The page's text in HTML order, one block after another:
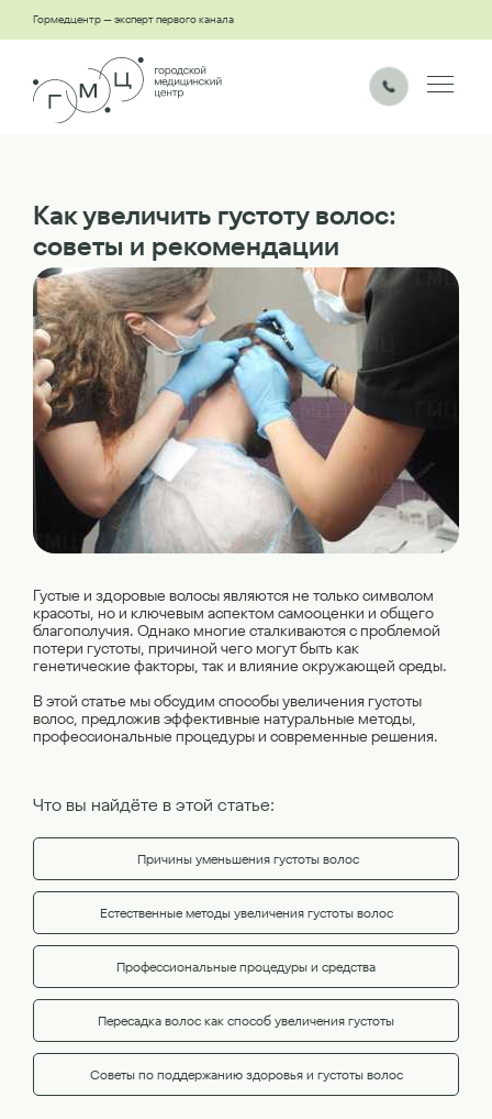
Гормедцентр — эксперт первого канала
Как увеличить густоту волос:
советы и рекомендации
Густые и здоровые волосы являются не только символом
красоты, но и ключевым аспектом самооценки и общего
благополучия. Однако многие сталкиваются с проблемой
потери густоты, причиной чего могут быть как
генетические факторы, так и влияние окружающей среды.
В этой статье мы обсудим способы увеличения густоты
волос, предложив эффективные натуральные методы,
профессиональные процедуры и современные решения.
Что вы найдёте в этой статье:
Причины уменьшения густоты волос
Естественные методы увеличения густоты волос
Профессиональные процедуры и средства
Пересадка волос как способ увеличения густоты
Советы по поддержанию здоровья и густоты волос